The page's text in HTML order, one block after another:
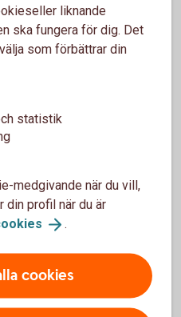
skog?
och vilket konto som
Vi stöttar dig i både små
ochlantbruk
från skogen kan du
in en del av intäkterna
liknande
ska fungera för dig. Det
som förbättrar din
statistik
medgivande när du vill,
din profil när du är
.
cookies